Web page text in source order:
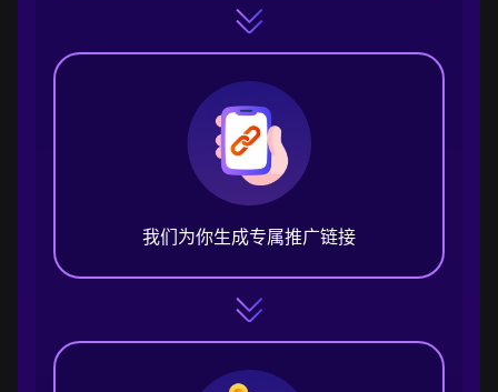
我们为你生成专属推广链接